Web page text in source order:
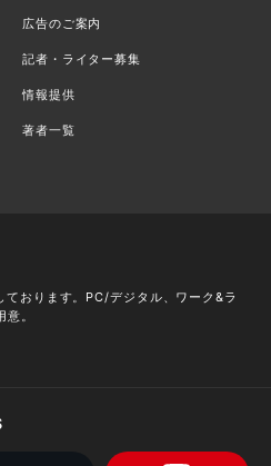
広告のご案内
記者・ライター募集
情報提供
著者一覧
おります。PC/デジタル、ワーク&ラ
。